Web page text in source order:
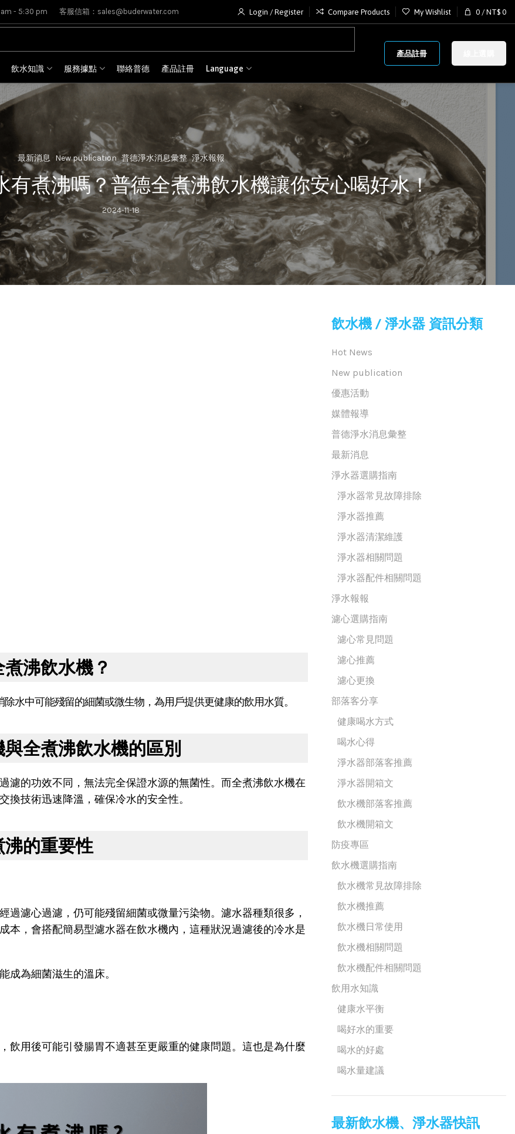
- 5:30 pm 客服信箱：sales@buderwater.com Login / Register Compare Products My Wishlist 0 / NT$ 0
飲水知識 服務據點 聯絡普德 產品註冊 Language
產品註冊
最新消息 New publication 普德淨水消息彙整 淨水報報
有煮沸嗎？普德全煮沸飲水機讓你安心喝好水！
2024-11-18
沸飲水機？
水中可能殘留的細菌或微生物，為用戶提供更健康的飲用水質。
全煮沸飲水機的區別
濾的功效不同，無法完全保證水源的無菌性。而全煮沸飲水機在
技術迅速降溫，確保冷水的安全性。
沸的重要性
濾心過濾，仍可能殘留細菌或微量污染物。濾水器種類很多，
本，會搭配簡易型濾水器在飲水機內，這種狀況過濾後的冷水是
成為細菌滋生的溫床。
飲用後可能引發腸胃不適甚至更嚴重的健康問題。這也是為什麼
飲水機 / 淨水器 資訊分類
Hot News
New publication
優惠活動
媒體報導
普德淨水消息彙整
最新消息
淨水器選購指南
淨水器常見故障排除
淨水器推薦
淨水器清潔維護
淨水器相關問題
淨水器配件相關問題
淨水報報
濾心選購指南
濾心常見問題
濾心推薦
濾心更換
部落客分享
健康喝水方式
喝水心得
淨水器部落客推薦
淨水器開箱文
飲水機部落客推薦
飲水機開箱文
防疫專區
飲水機選購指南
飲水機常見故障排除
飲水機推薦
飲水機日常使用
飲水機相關問題
飲水機配件相關問題
飲用水知識
健康水平衡
喝好水的重要
喝水的好處
喝水量建議
最新飲水機、淨水器快訊